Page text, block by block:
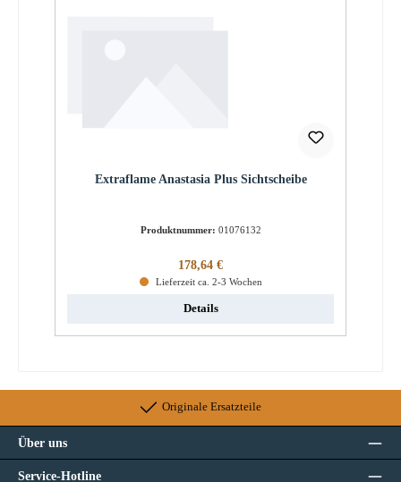
Extraflame Anastasia Plus Sichtscheibe
Produktnummer: 01076132
Regulärer Preis:
178,64 €
Lieferzeit ca. 2-3 Wochen
Details
Originale Ersatzteile
Über uns
Service-Hotline